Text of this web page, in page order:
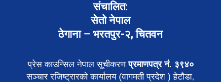
संचालित:
सेतो नेपाल
ठेगाना – भरतपुर-२, चितवन
प्रेस काउन्सिल नेपाल सूचीकरणप्रमाणपत्र नं. ३९४०
सञ्चार रजिष्ट्रारको कार्यालय (वागमती प्रदेश ) हेटौडा,